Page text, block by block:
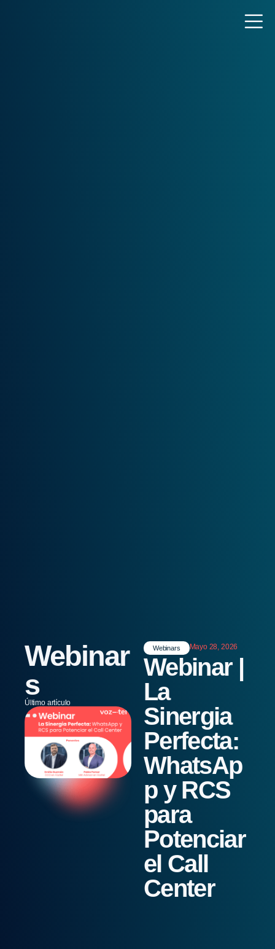
Webinar
s
Último artículo
Webinars Mayo 28, 2026
Webinar |
La
Sinergia
Perfecta:
WhatsAp
p y RCS
para
Potenciar
el Call
Center